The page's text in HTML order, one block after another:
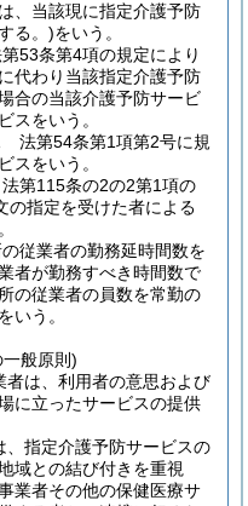
、当該現に指定介護予防
る。)をいう。
53条第4項の規定により
代わり当該指定介護予防
合の当該介護予防サービ
スをいう。
法第54条第1項第2号に規
スをいう。
第115条の2の2第1項の
の指定を受けた者による
従業者の勤務延時間数を
者が勤務すべき時間数で
の従業者の員数を常勤の
いう。
般原則)
は、利用者の意思および
に立ったサービスの提供
指定介護予防サービスの
域との結び付きを重視
業者その他の保健医療サ